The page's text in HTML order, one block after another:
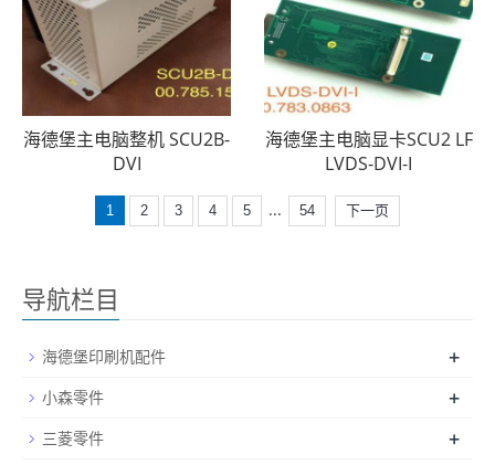
海德堡主电脑整机 SCU2B-
DVI
海德堡主电脑显卡SCU2 LF
LVDS-DVI-I
1 2 3 4 5 ... 54 下一页
导航栏目
海德堡印刷机配件 +
小森零件 +
三菱零件 +